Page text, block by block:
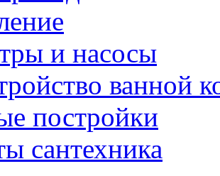
и насосы
ванной
постройки
сантехника